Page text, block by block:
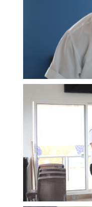
Participación social
SARLAFT/FPADM
Ley de transparencia
Sala de prensa
Escríbenos tus PQRS